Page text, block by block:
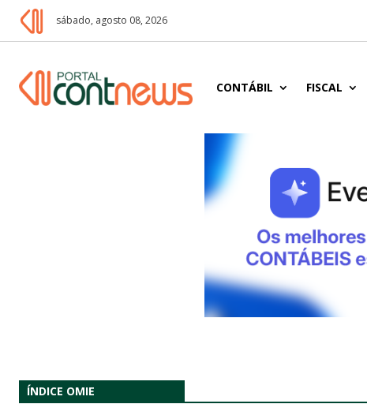
sábado, agosto 08, 2026
CONTÁBIL FISCAL
ÍNDICE OMIE